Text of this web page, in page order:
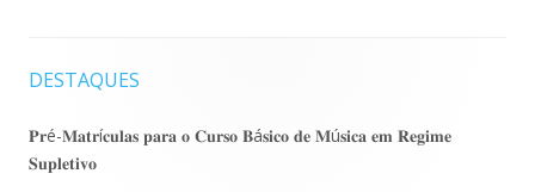
Barra
lateral
principal
DESTAQUES
𝐏𝐫é-𝐌𝐚𝐭𝐫í𝐜𝐮𝐥𝐚𝐬 𝐩𝐚𝐫𝐚 𝐨 𝐂𝐮𝐫𝐬𝐨 𝐁á𝐬𝐢𝐜𝐨 𝐝𝐞 𝐌ú𝐬𝐢𝐜𝐚 𝐞𝐦 𝐑𝐞𝐠𝐢𝐦𝐞
𝐒𝐮𝐩𝐥𝐞𝐭𝐢𝐯𝐨